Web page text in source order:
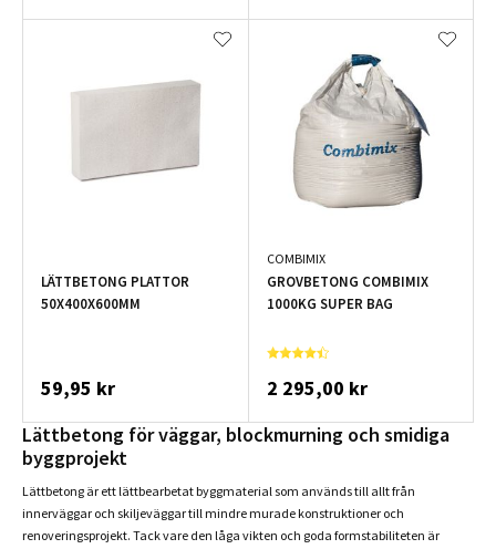
LÄTTBETONG PLATTOR
50X400X600MM
59,95 kr
COMBIMIX
GROVBETONG COMBIMIX
1000KG SUPER BAG
2 295,00 kr
Lättbetong för väggar, blockmurning och smidiga
byggprojekt
Lättbetong är ett lättbearbetat byggmaterial som används till allt från
innerväggar och skiljeväggar till mindre murade konstruktioner och
renoveringsprojekt. Tack vare den låga vikten och goda formstabiliteten är